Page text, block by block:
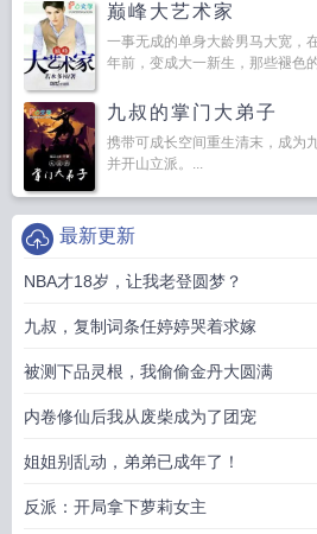
巅峰大艺术家
一事无成的单身大龄男马大宽，
年前，变成大一新生，那些褪色
九叔的掌门大弟子
携带可成长空间重生清末，成为
并开山立派。...
最新更新
NBA才18岁，让我老登圆梦？
九叔，复制词条任婷婷哭着求嫁
被测下品灵根，我偷偷金丹大圆满
内卷修仙后我从废柴成为了团宠
姐姐别乱动，弟弟已成年了！
反派：开局拿下萝莉女主